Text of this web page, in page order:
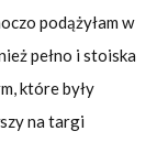
podążyłam w
pełno i stoiska
które były
na targi